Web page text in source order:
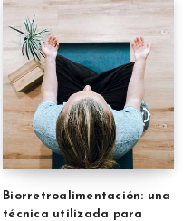
Biorretroalimentación: una
técnica utilizada para